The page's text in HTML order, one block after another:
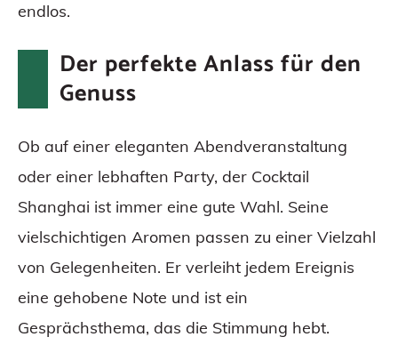
endlos.
Der perfekte Anlass für den
Genuss
Ob auf einer eleganten Abendveranstaltung
oder einer lebhaften Party, der Cocktail
Shanghai ist immer eine gute Wahl. Seine
vielschichtigen Aromen passen zu einer Vielzahl
von Gelegenheiten. Er verleiht jedem Ereignis
eine gehobene Note und ist ein
Gesprächsthema, das die Stimmung hebt.